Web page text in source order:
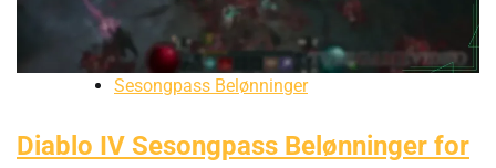
Sesongpass Belønninger
Diablo IV Sesongpass Belønninger for